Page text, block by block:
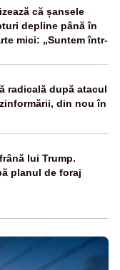
că șansele
depline până în
mici: „Suntem într-
radicală după atacul
din nou în
lui Trump.
planul de foraj